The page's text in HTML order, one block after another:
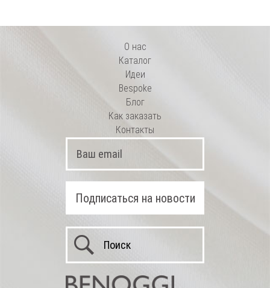
О нас
Каталог
Идеи
Bespoke
Блог
Как заказать
Контакты